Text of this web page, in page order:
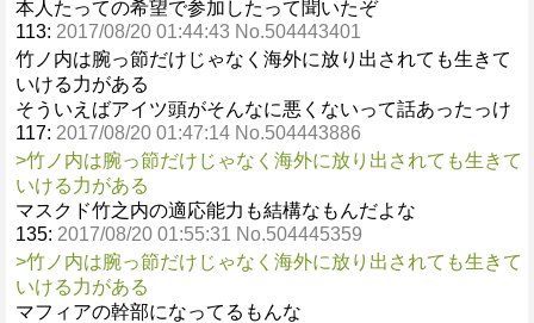
本人たっての希望で参加したって聞いたぞ
113: 2017/08/20 01:44:43 No.504443401
竹ノ内は腕っ節だけじゃなく海外に放り出されても生きて
いける力がある
そういえばアイツ頭がそんなに悪くないって話あったっけ
117: 2017/08/20 01:47:14 No.504443886
>竹ノ内は腕っ節だけじゃなく海外に放り出されても生きて
いける力がある
マスクド竹之内の適応能力も結構なもんだよな
135: 2017/08/20 01:55:31 No.504445359
>竹ノ内は腕っ節だけじゃなく海外に放り出されても生きて
いける力がある
マフィアの幹部になってるもんな